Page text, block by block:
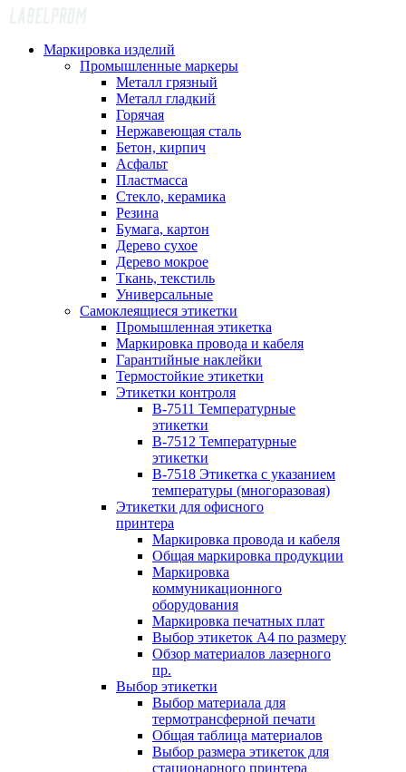
Маркировка изделий
Промышленные маркеры
Металл грязный
Металл гладкий
Горячая
Нержавеющая сталь
Бетон, кирпич
Асфальт
Пластмасса
Стекло, керамика
Резина
Бумага, картон
Дерево сухое
Дерево мокрое
Ткань, текстиль
Универсальные
Самоклеящиеся этикетки
Промышленная этикетка
Маркировка провода и кабеля
Гарантийные наклейки
Термостойкие этикетки
Этикетки контроля
B-7511 Температурные
этикетки
B-7512 Температурные
этикетки
B-7518 Этикетка с указанием
температуры (многоразовая)
Этикетки для офисного
принтера
Маркировка провода и кабеля
Общая маркировка продукции
Маркировка
коммуникационного
оборудования
Маркировка печатных плат
Выбор этикеток А4 по размеру
Обзор материалов лазерного
пр.
Выбор этикетки
Выбор материала для
термотрансферной печати
Общая таблица материалов
Выбор размера этикеток для
стационарного принтера